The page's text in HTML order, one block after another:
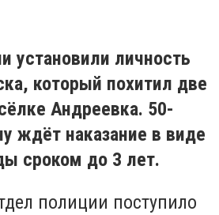
установили личность
который похитил две
Андреевка. 50-
ждёт наказание в виде
сроком до 3 лет.
полиции поступило